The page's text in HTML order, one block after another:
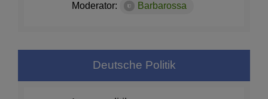
Moderator: Barbarossa
Deutsche Politik